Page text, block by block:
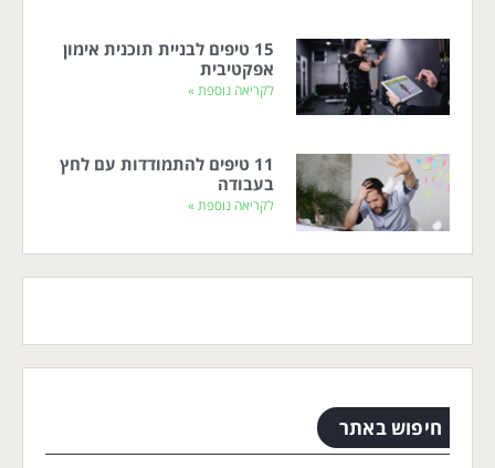
15 טיפים לבניית תוכנית אימון
אפקטיבית
לקריאה נוספת »
11 טיפים להתמודדות עם לחץ
בעבודה
לקריאה נוספת »
חיפוש באתר